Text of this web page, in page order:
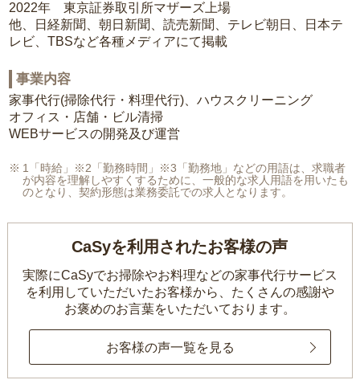
2022年 東京証券取引所マザーズ上場
他、日経新聞、朝日新聞、読売新聞、テレビ朝日、日本テ
レビ、TBSなど各種メディアにて掲載
事業内容
家事代行(掃除代行・料理代行)、ハウスクリーニング
オフィス・店舗・ビル清掃
WEBサービスの開発及び運営
1「時給」※2「勤務時間」※3「勤務地」などの用語は、求職者
が内容を理解しやすくするために、一般的な求人用語を用いたも
のとなり、契約形態は業務委託での求人となります。
CaSyを利用されたお客様の声
実際にCaSyでお掃除やお料理などの家事代行サービス
を利用していただいたお客様から、 たくさんの感謝や
お褒めのお言葉をいただいております。
お客様の声一覧を見る